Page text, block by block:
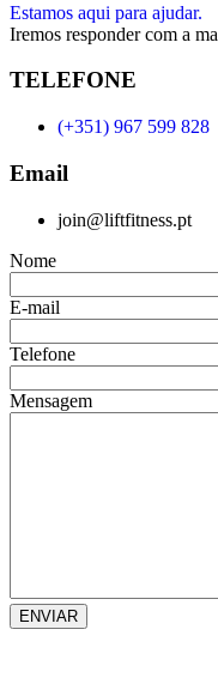
Estamos aqui para ajudar.
Iremos responder com a
TELEFONE
(+351) 967 599 828
Email
join@liftfitness.pt
Nome
E-mail
Telefone
Mensagem